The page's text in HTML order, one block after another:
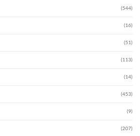
(544)
(16)
(51)
(113)
(14)
(453)
(9)
(207)